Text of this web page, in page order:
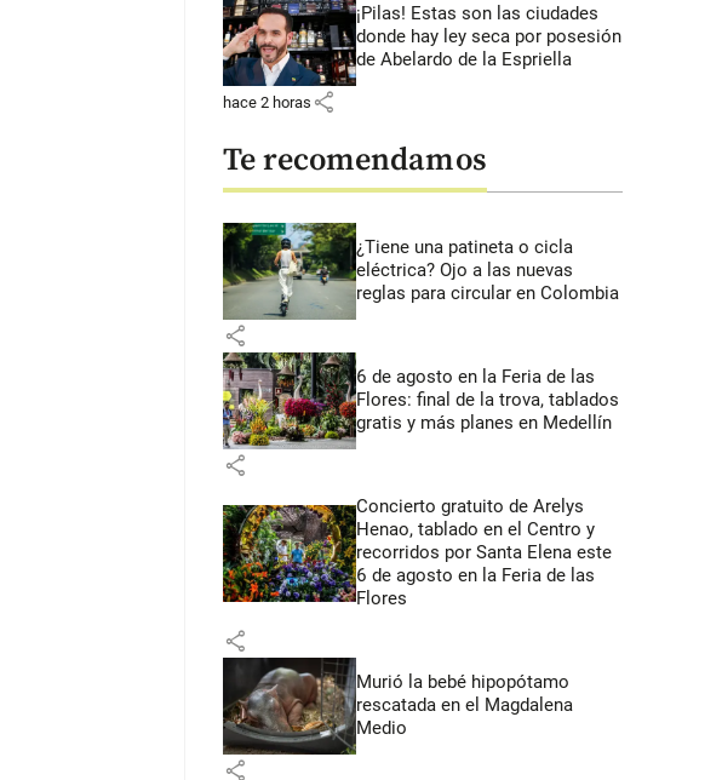
¡Pilas! Estas son las ciudades
donde hay ley seca por posesión
de Abelardo de la Espriella
hace 2 horas share
Te recomendamos
¿Tiene una patineta o cicla
eléctrica? Ojo a las nuevas
reglas para circular en Colombia
share
6 de agosto en la Feria de las
Flores: final de la trova, tablados
gratis y más planes en Medellín
share
Concierto gratuito de Arelys
Henao, tablado en el Centro y
recorridos por Santa Elena este
6 de agosto en la Feria de las
Flores
share
Murió la bebé hipopótamo
rescatada en el Magdalena
Medio
share